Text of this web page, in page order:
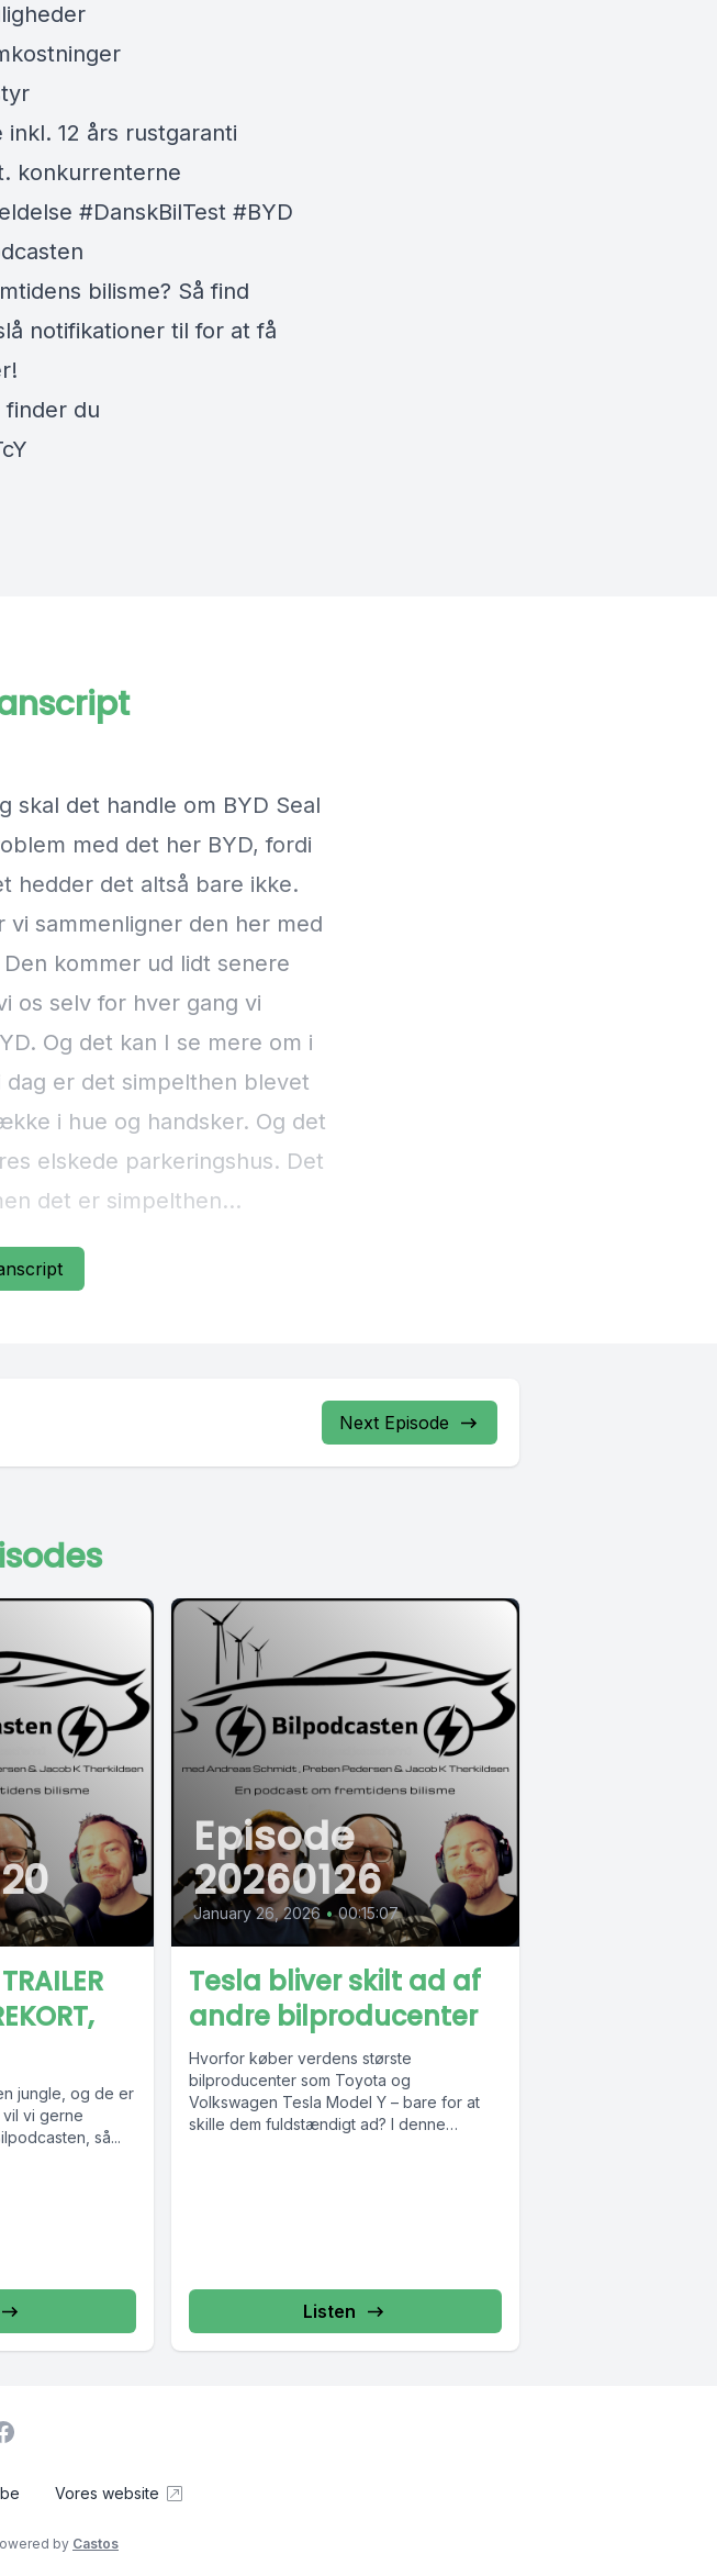
12 års rustgaranti
konkurrenterne
#DanskBilTest #BYD
bilisme? Så find
notifikationer til for at få
finder du
Next Episode
jungle, og de er
vi gerne
så...
Episode
20260126
January 26, 2026 • 00:15:07
Tesla bliver skilt ad af
andre bilproducenter
Hvorfor køber verdens største
bilproducenter som Toyota og
Volkswagen Tesla Model Y – bare for at
skille dem fuldstændigt ad? I denne
Listen
Vores website
by Castos